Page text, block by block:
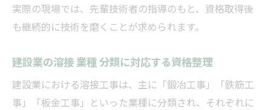
実際の現場では、先輩技術者の指導のもと、資格取得後
も継続的に技術を磨くことが求められます。
建設業の溶接 業種 分類に対応する資格整理
建設業における溶接工事は、主に「鍛冶工事」「鉄筋工
事」「板金工事」といった業種に分類され、それぞれに